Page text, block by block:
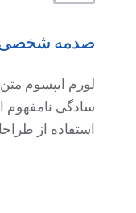
صدمه
لورم ایپسوم
سادگی نامفهوم
استفاده از